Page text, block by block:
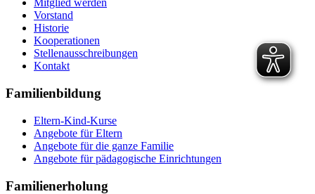
Mitglied werden
Vorstand
Historie
Kooperationen
Stellenausschreibungen
Kontakt
Familienbildung
Eltern-Kind-Kurse
Angebote für Eltern
Angebote für die ganze Familie
Angebote für pädagogische Einrichtungen
Familienerholung